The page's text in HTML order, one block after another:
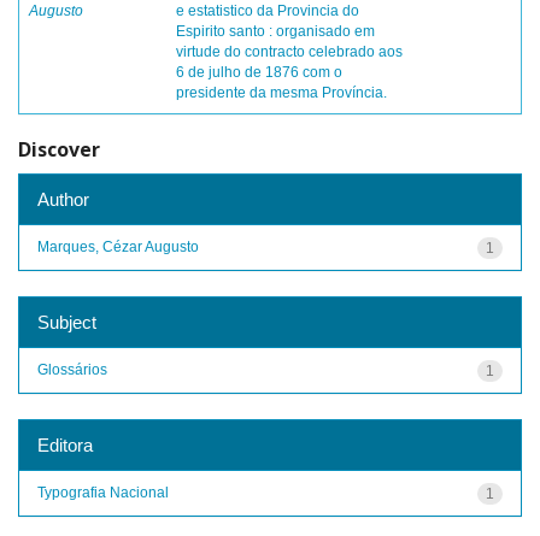
Augusto
e estatistico da Provincia do
Espirito santo : organisado em
virtude do contracto celebrado aos
6 de julho de 1876 com o
presidente da mesma Província.
Discover
Author
1
Marques, Cézar Augusto
Subject
1
Glossários
Editora
1
Typografia Nacional